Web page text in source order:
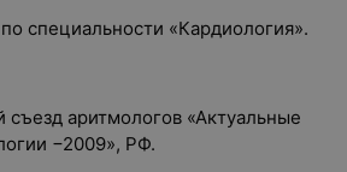
специальности «Кардиология».
съезд аритмологов «Актуальные
−2009», РФ.